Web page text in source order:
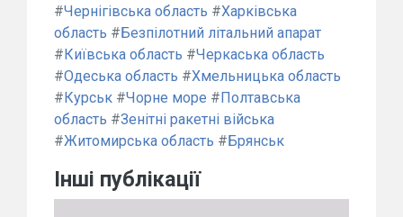
#Чернігівська область #Харківська
область # Безпілотний літальний апарат
# Київська область #Черкаська область
#Одеська область #Хмельницька область
# Курськ #Чорне море # Полтавська
область #Зенітні ракетні війська
#Житомирська область # Брянськ
Інші публікації